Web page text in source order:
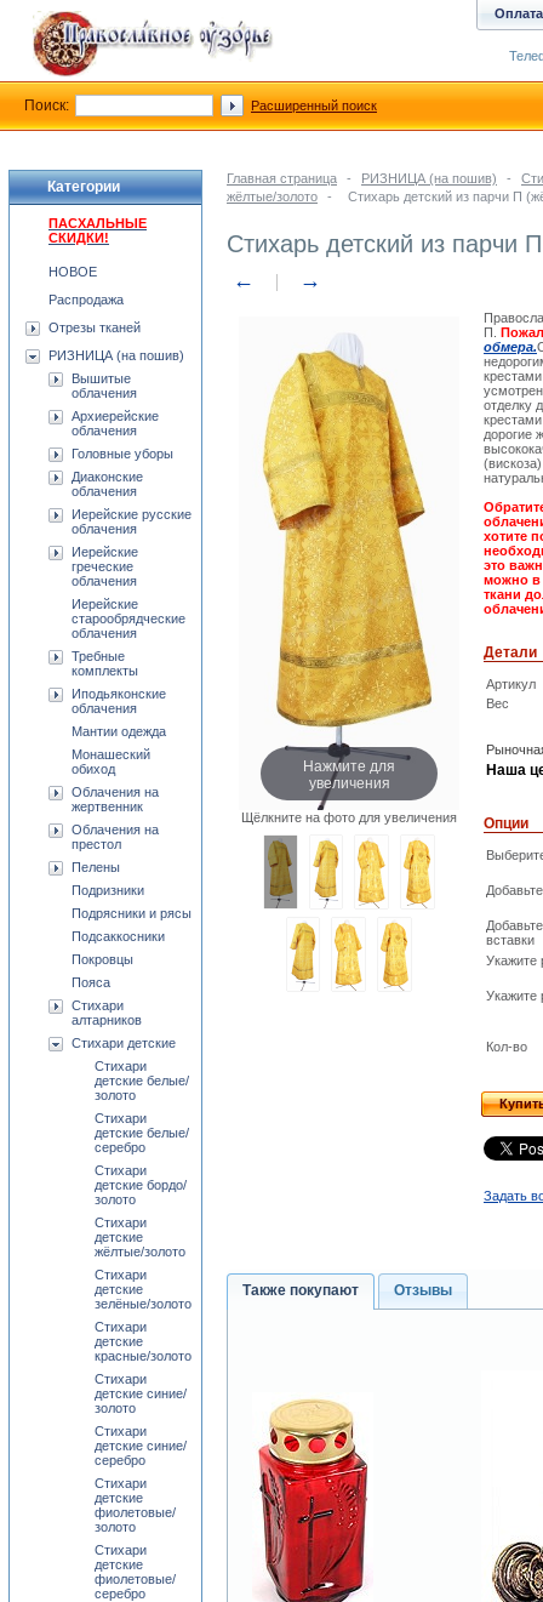
Главная страница - РИЗНИЦА (на пошив) -
жёлтые/золото
- Стихарь детский из парчи П
Стихарь детский из парчи
← →
Нажмите для
увеличения
Щёлкните на фото для увеличения
П.
обмера.
отделку
дорогие
хотите
это
можно в
ткани
Детали
Артикул
Вес
Наша
Опции
вставки
Укажите
Укажите
Кол-во
Задать
Также покупают Отзывы
Категории
ПАСХАЛЬНЫЕ
СКИДКИ!
НОВОЕ
Распродажа
Отрезы тканей
РИЗНИЦА (на пошив)
Вышитые
облачения
Архиерейские
облачения
Головные уборы
Диаконские
облачения
Иерейские русские
облачения
Иерейские
греческие
облачения
Иерейские
старообрядческие
облачения
Требные
комплекты
Иподьяконские
облачения
Мантии одежда
Монашеский
обиход
Облачения на
жертвенник
Облачения на
престол
Пелены
Подризники
Подрясники и рясы
Подсаккосники
Покровцы
Пояса
Стихари
алтарников
Стихари детские
Стихари
детские белые/
золото
Стихари
детские белые/
серебро
Стихари
детские бордо/
золото
Стихари
детские
жёлтые/золото
Стихари
детские
зелёные/золото
Стихари
детские
красные/золото
Стихари
детские синие/
золото
Стихари
детские синие/
серебро
Стихари
детские
фиолетовые/
золото
Стихари
детские
фиолетовые/
серебро
Оплата
Поиск: Расширенный поиск